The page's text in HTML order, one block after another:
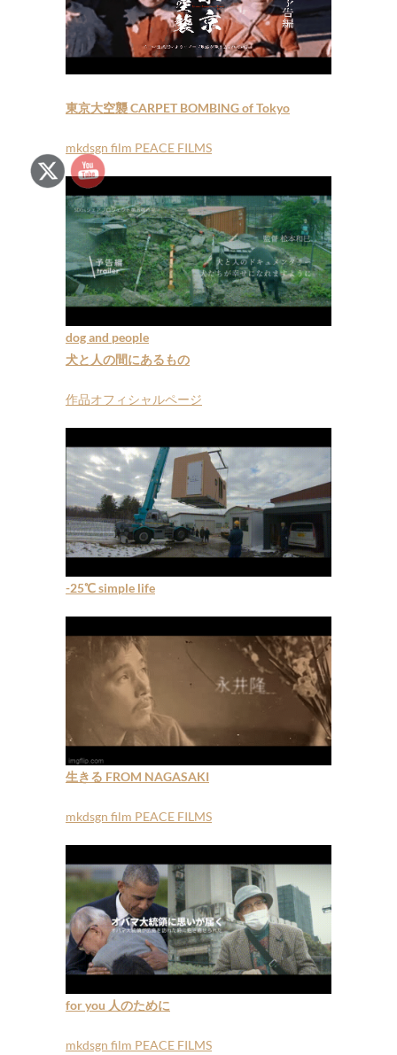
東京大空襲 CARPET BOMBING of Tokyo
mkdsgn film PEACE FILMS
dog and people
犬と人の間にあるもの
作品オフィシャルページ
-25℃ simple life
生きる FROM NAGASAKI
mkdsgn film PEACE FILMS
for you 人のために
mkdsgn film PEACE FILMS